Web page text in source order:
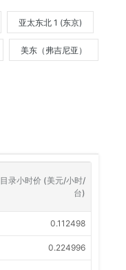
亚太东北 1 (东京)
美东（弗吉尼亚）
目录小时价 (美元/小时/
台)
0.112498
0.224996